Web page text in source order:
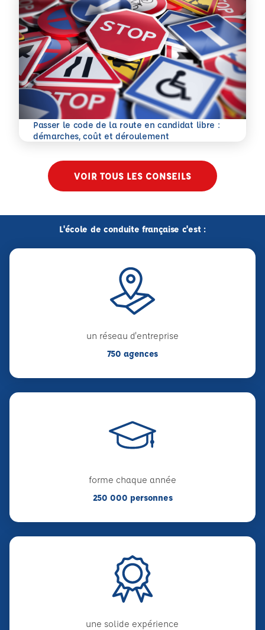
Passer le code de la route en candidat libre :
démarches, coût et déroulement
En savoir plus
VOIR TOUS LES CONSEILS
L'école de conduite française c'est :
un réseau d'entreprise
750 agences
forme chaque année
250 000 personnes
une solide expérience